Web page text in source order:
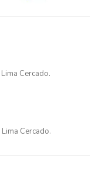
Cercado.
Cercado.